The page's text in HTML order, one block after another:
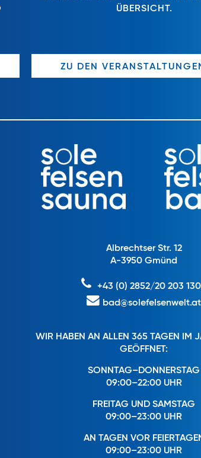
ÜBERSICHT.
ZU DEN
Albrechtser Str. 12
A-3950 Gmünd
+43 (0) 2852/20 203
bad@solefelsenwelt.at
WIR HABEN AN ALLEN 365 TAGEN IM
GEÖFFNET:
SONNTAG–DONNERSTAG
09:00–22:00 UHR
FREITAG UND SAMSTAG
09:00–23:00 UHR
AN TAGEN VOR
09:00–23:00 UHR